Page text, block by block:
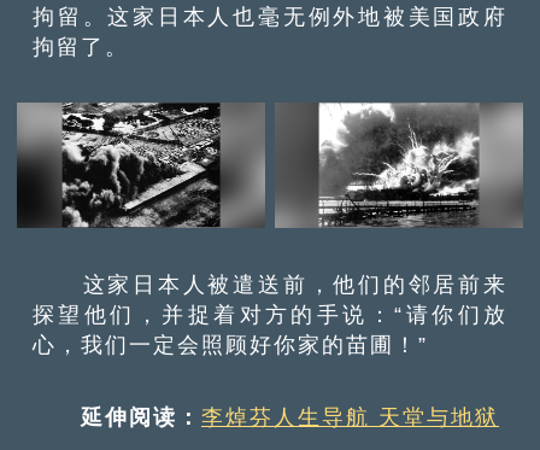
拘留。这家日本人也毫无例外地被美国政府
拘留了。
这家日本人被遣送前，他们的邻居前来
探望他们，并捉着对方的手说：“请你们放
心，我们一定会照顾好你家的苗圃！”
延伸阅读：李焯芬人生导航 天堂与地狱